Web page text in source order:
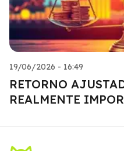
19/06/2026 - 16:49
RETORNO
REALMENTE